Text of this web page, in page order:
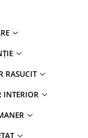
RASUCIT
INTERIOR